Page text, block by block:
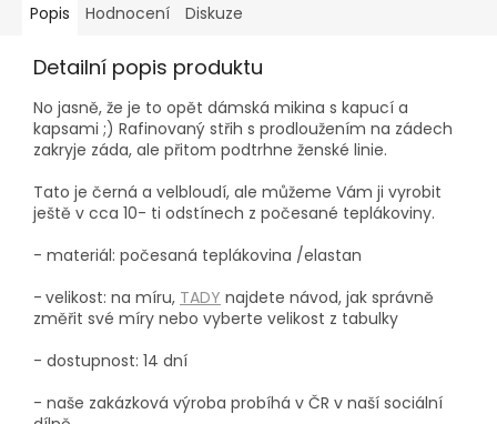
Popis Hodnocení Diskuze
Detailní popis produktu
No jasně, že je to opět dámská mikina s kapucí a
kapsami ;) Rafinovaný střih s prodloužením na zádech
zakryje záda, ale přitom podtrhne ženské linie.
Tato je černá a velbloudí, ale můžeme Vám ji vyrobit
ještě v cca 10- ti odstínech z počesané teplákoviny.
- materiál: počesaná teplákovina /elastan
- velikost: na míru, TADY najdete návod, jak správně
změřit své míry nebo vyberte velikost z tabulky
- dostupnost: 14 dní
- naše zakázková výroba probíhá v ČR v naší sociální